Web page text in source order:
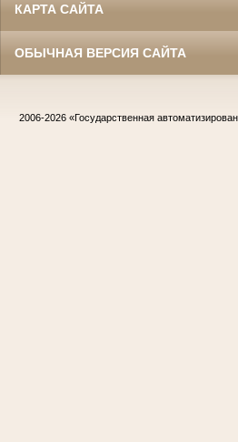
КАРТА САЙТА
ОБЫЧНАЯ ВЕРСИЯ САЙТА
2006-2026 «Государственная